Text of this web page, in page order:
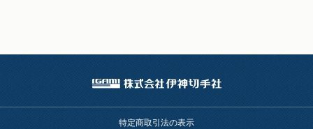
特定商取引法の表示